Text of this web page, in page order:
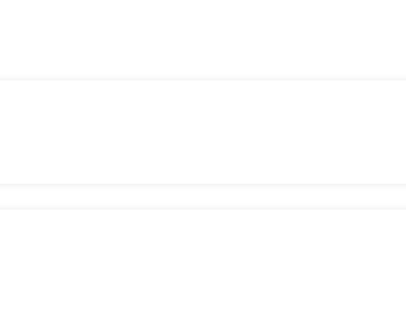
complicações.
do mercado.
e dApps.